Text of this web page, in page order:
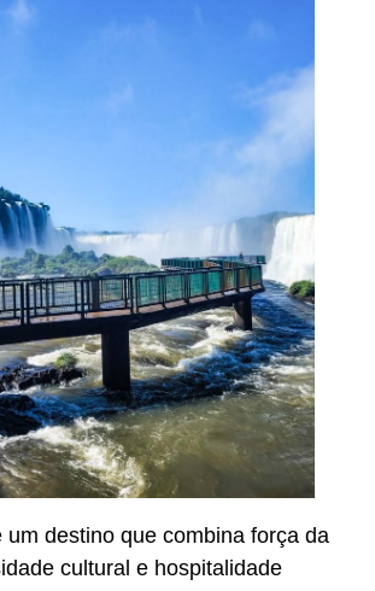
um destino que combina força da
cultural e hospitalidade